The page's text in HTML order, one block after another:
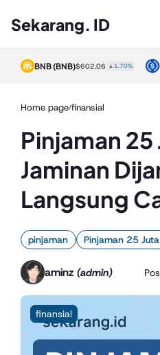
Sekarang. ID
BNB(BNB)$602.06 ▲1.70%
Home page/finansial
Pinjaman 25
Jaminan
Langsung
pinjaman Pinjaman 25
aminz (admin)
finansial